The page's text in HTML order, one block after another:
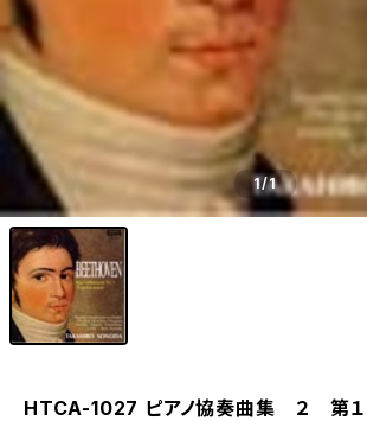
1/1
HTCA-1027 ピアノ協奏曲集 ２ 第１